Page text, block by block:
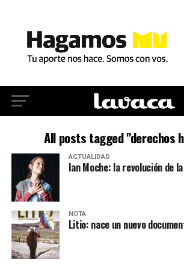
All posts tagged "derechos
ACTUALIDAD
Ian Moche: la revolución de
NOTA
Litio: nace un nuevo